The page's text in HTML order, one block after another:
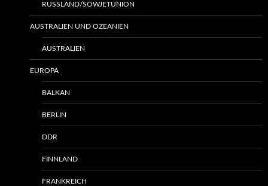
RUSSLAND/SOWJETUNION
AUSTRALIEN UND OZEANIEN
AUSTRALIEN
EUROPA
BALKAN
BERLIN
DDR
FINNLAND
FRANKREICH